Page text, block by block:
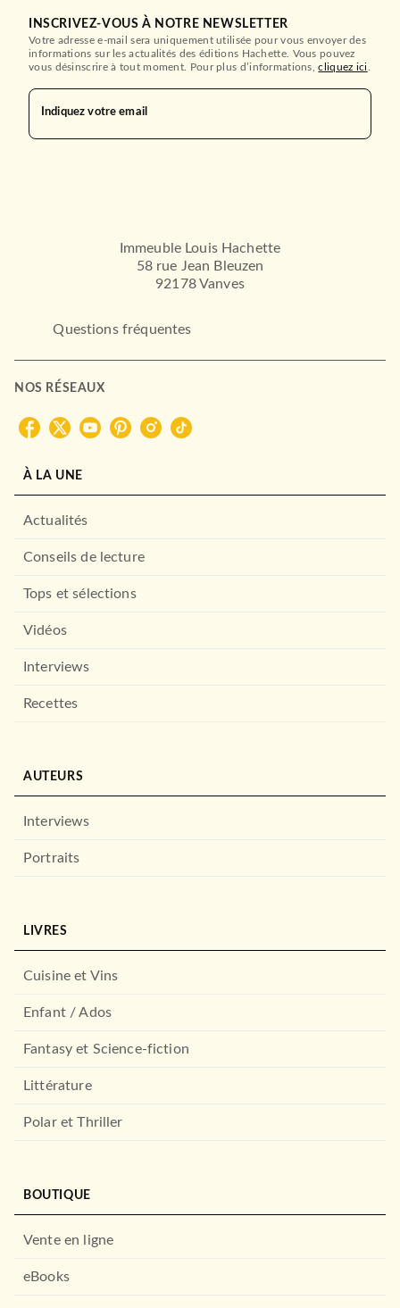
Le Rap Book
14/02/2018
basketball de tous le…
INSCRIVEZ-VOUS À NOTRE NEWSLETTER
Votre adresse e-mail sera uniquement utilisée pour vous envoyer des
informations sur les actualités des éditions Hachette. Vous pouvez
vous désinscrire à tout moment. Pour plus d’informations,cliquez ici
Indiquez votre email
Immeuble Louis Hachette
58 rue Jean Bleuzen
92178 Vanves
Questions fréquentes
NOS RÉSEAUX
À LA UNE
Actualités
Conseils de lecture
Tops et sélections
Vidéos
Interviews
Recettes
AUTEURS
Interviews
Portraits
LIVRES
Cuisine et Vins
Enfant / Ados
Fantasy et Science-fiction
Littérature
Polar et Thriller
BOUTIQUE
Vente en ligne
eBooks